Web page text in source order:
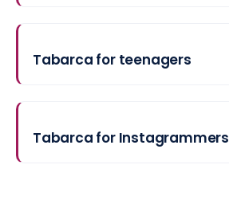
Tabarca for teenagers
Tabarca for Instagrammers